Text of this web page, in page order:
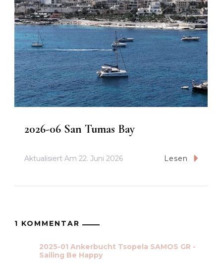
2026-06 San Tumas Bay
Aktualisiert Am 22. Juni 2026 Lesen
1 KOMMENTAR
2025-01 Ankerbucht Tsopela SAMOS GR -
Sailing Be Happy